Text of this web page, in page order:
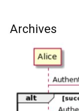
Archives